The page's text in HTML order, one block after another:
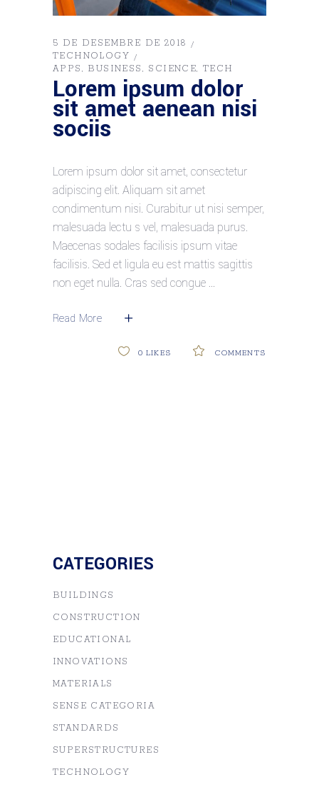
5 DE DESEMBRE DE 2018
TECHNOLOGY
APPS
BUSINESS SCIENCE TECH
Lorem ipsum dolor
sit amet aenean nisi
sociis
Lorem ipsum dolor sit amet, consectetur
adipiscing elit. Aliquam sit amet
condimentum nisi. Curabitur ut nisi semper,
malesuada lectu s vel, malesuada purus.
Maecenas sodales facilisis ipsum vitae
facilisis. Sed et ligula eu est mattis sagittis
non eget nulla. Cras sed congue
Read More
COMMENTS
0 LIKES
CATEGORIES
BUILDINGS
CONSTRUCTION
EDUCATIONAL
INNOVATIONS
MATERIALS
SENSE CATEGORIA
STANDARDS
SUPERSTRUCTURES
TECHNOLOGY